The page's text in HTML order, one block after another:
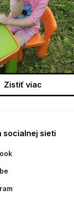
Zistiť viac
socialnej sieti